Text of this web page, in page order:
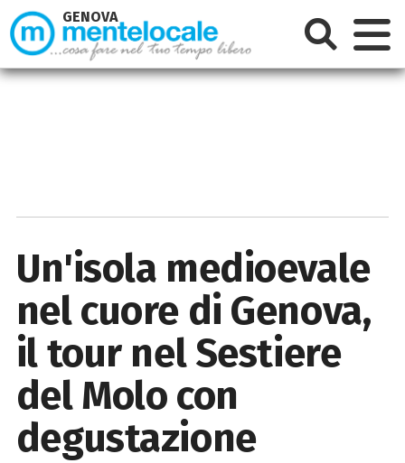
Un'isola medioevale
nel cuore di Genova,
il tour nel Sestiere
del Molo con
degustazione
GENOVA